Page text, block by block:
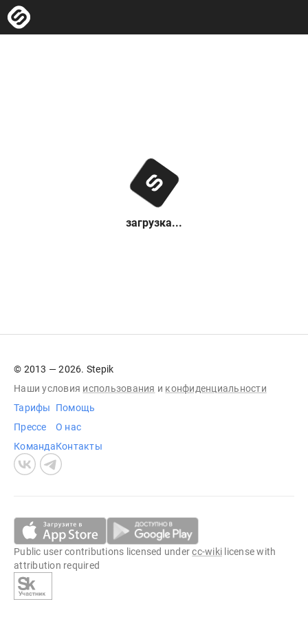
загрузка...
© 2013 — 2026. Stepik
Наши условия использования и конфиденциальности
Тарифы
Прессе
Команда
Помощь
О нас
Контакты
Public user contributions licensed undercc-wiki license with
attribution required